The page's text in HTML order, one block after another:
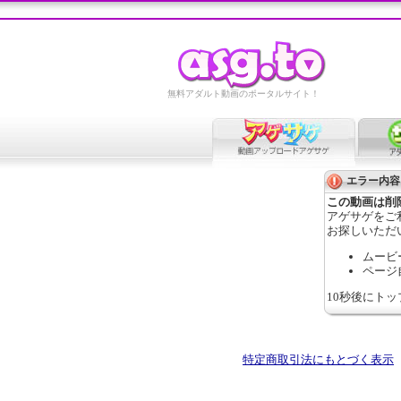
無料アダルト動画のポータルサイト！
エラー内容
この動画は削
アゲサゲをご
お探しいただ
ムービ
ページ
10秒後にト
特定商取引法にもとづく表示